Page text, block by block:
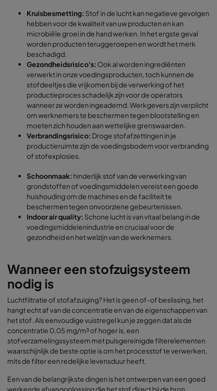
Kruisbesmetting: Stof in de lucht kan negatieve gevolgen
hebben voor de kwaliteit van uw producten en kan
microbiële groei in de hand werken. In het ergste geval
worden producten teruggeroepen en wordt het merk
beschadigd.
Gezondheidsrisico's: Ook al worden ingrediënten
verwerkt in onze voedingsproducten, toch kunnen de
stofdeeltjes die vrijkomen bij de verwerking of het
productieproces schadelijk zijn voor de operators
wanneer ze worden ingeademd. Werkgevers zijn verplicht
om werknemers te beschermen tegen blootstelling en
moeten zich houden aan wettelijke grenswaarden.
Verbrandingsrisico: Droge stofafzettingen in je
productieruimte zijn de voedingsbodem voor verbranding
of stofexplosies.
Schoonmaak: hinderlijk stof van de verwerking van
grondstoffen of voedingsmiddelen vereist een goede
huishouding om de machines en de faciliteit te
beschermen tegen onvoorziene gebeurtenissen.
Indoor air quality: Schone lucht is van vitaal belang in de
voedingsmiddelenindustrie en cruciaal voor de
gezondheid en het welzijn van de werknemers.
Wanneer een stofzuigsysteem
nodig is
Luchtfiltratie of stofafzuiging? Het is geen of-of beslissing, het
hangt echt af van de concentratie en van de eigenschappen van
het stof. Als eenvoudige vuistregel kun je zeggen dat als de
concentratie 0,05 mg/m³ of hoger is, een
stofverzamelingssysteem met pulsgereinigde filterelementen
waarschijnlijk de beste optie is om het processtof te verwerken,
mits de filter een redelijke levensduur heeft.
Een van de belangrijkste dingen is het ontwerpen van een goed
werkende afvangoplossing die het stof direct bij de bron